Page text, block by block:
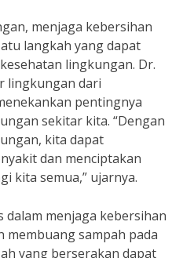
menjaga kebersihan
langkah yang dapat
lingkungan. Dr.
lingkungan dari
pentingnya
sekitar kita. “Dengan
kita dapat
dan menciptakan
kita semua,” ujarnya.
menjaga kebersihan
membuang sampah pada
yang berserakan dapat